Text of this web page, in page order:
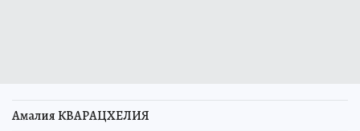
Амалия КВАРАЦХЕЛИЯ